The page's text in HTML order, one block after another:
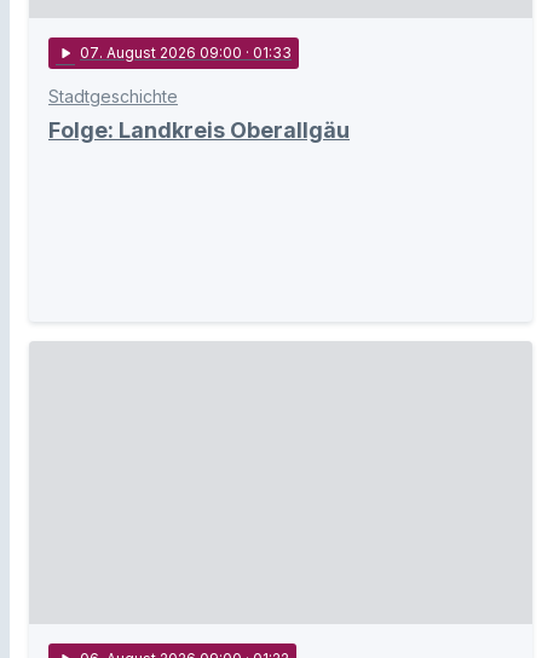
play_arrow 07. August 2026 09:00 · 01:33
Stadtgeschichte
Folge: Landkreis Oberallgäu